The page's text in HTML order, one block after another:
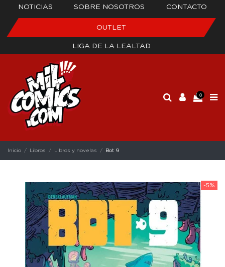
NOTICIAS SOBRE NOSOTROS CONTACTO
OUTLET
LIGA DE LA LEALTAD
0
Inicio Libros Libros y novelas Bot 9
-5%